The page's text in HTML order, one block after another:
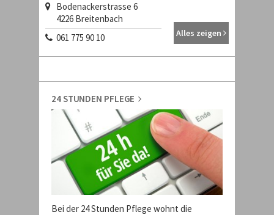
Bodenackerstrasse 6
4226 Breitenbach
061 775 90 10
Alles zeigen
24 STUNDEN PFLEGE
Bei der 24 Stunden Pflege wohnt die